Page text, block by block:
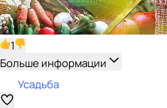
1
Больше информации
Усадьба